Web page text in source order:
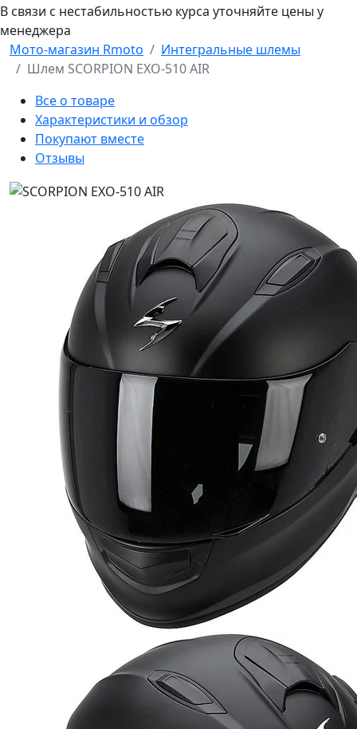
В связи с нестабильностью курса уточняйте цены у
менеджера
Мото-магазин Rmoto
Интегральные шлемы
Шлем SCORPION EXO-510 AIR
Все о товаре
Характеристики и обзор
Покупают вместе
Отзывы